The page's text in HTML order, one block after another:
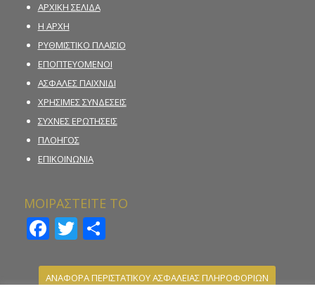
ΑΡΧΙΚΗ ΣΕΛΙΔΑ
Η ΑΡΧΗ
ΡΥΘΜΙΣΤΙΚΟ ΠΛΑΙΣΙΟ
ΕΠΟΠΤΕΥΟΜΕΝΟΙ
ΑΣΦΑΛΕΣ ΠΑΙΧΝΙΔΙ
ΧΡΗΣΙΜΕΣ ΣΥΝΔΕΣΕΙΣ
ΣΥΧΝΕΣ ΕΡΩΤΗΣΕΙΣ
ΠΛΟΗΓΟΣ
ΕΠΙΚΟΙΝΩΝΙΑ
ΜΟΙΡΑΣΤΕΙΤΕ ΤΟ
Facebook
Twitter
Μοιραστείτε
ΑΝΑΦΟΡΑ ΠΕΡΙΣΤΑΤΙΚΟΥ ΑΣΦΑΛΕΙΑΣ ΠΛΗΡΟΦΟΡΙΩΝ